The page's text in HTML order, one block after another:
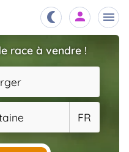
race à vendre !
FR